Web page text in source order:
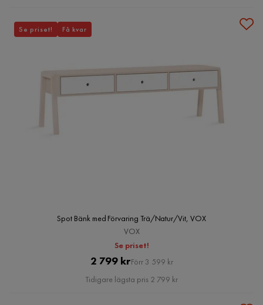
Spot Bänk med Förvaring Trä/Natur/Vit, VOX
VOX
Se priset!
Pris
2 799 krOriginal
Pris
Förr 3 599 kr
Tidigare lägsta pris 2 799 kr
Se priset! Få kvar